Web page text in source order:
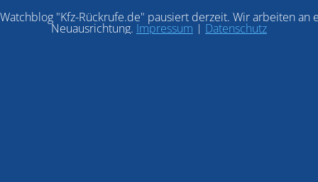
"Kfz-Rückrufe.de" pausiert derzeit. Wir arbeiten an
Neuausrichtung. Impressum | Datenschutz